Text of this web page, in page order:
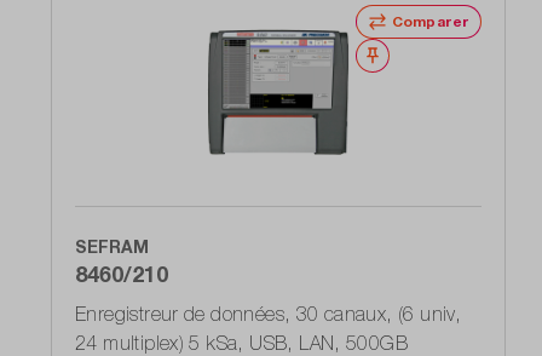
Comparer
Noter
SEFRAM
8460/210
Enregistreur de données, 30 canaux, (6 univ,
24 multiplex) 5 kSa, USB, LAN, 500GB